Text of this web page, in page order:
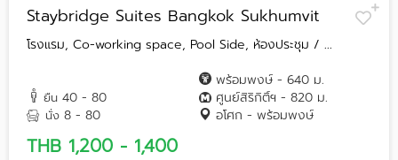
Staybridge Suites Bangkok Sukhumvit
โรงแรม, Co-working space, Pool Side, ห้องประชุม / ...
ยืน 40 - 80
นั่ง 8 - 80
พร้อมพงษ์ - 640 ม.
ศูนย์สิริกิติ์ฯ - 820 ม.
อโศก - พร้อมพงษ์
THB 1,200 - 1,400